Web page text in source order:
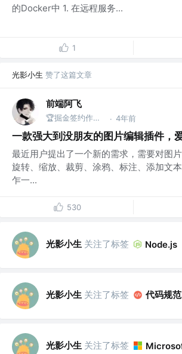
的Docker中 1. 在远程服务...
1
光影小生 赞了这篇文章
前端阿飞
🏆掘金签约作者 @武汉 · 4年前
一款强大到没朋友的图片编辑插件，
最近用户提出了一个新的需求，需要对图
旋转、缩放、裁剪、涂鸦、标注、添加文本
乍一...
530
光影小生 关注了标签 Node.js
光影小生 关注了标签 代码规范
光影小生 关注了标签